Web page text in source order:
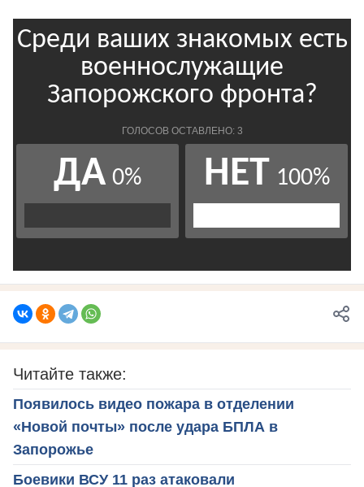
Читайте также:
Появилось видео пожара в отделении
«Новой почты» после удара БПЛА в
Запорожье
Боевики ВСУ 11 раз атаковали